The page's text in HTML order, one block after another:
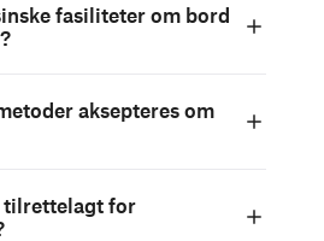
fasiliteter om bord
aksepteres om
tilrettelagt for